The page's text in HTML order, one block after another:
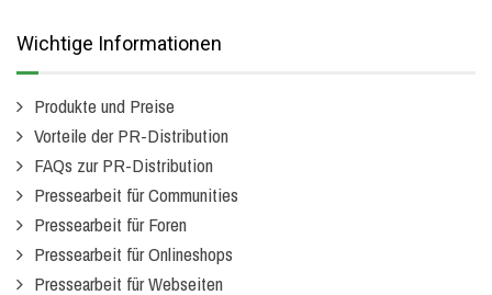
Wichtige Informationen
Produkte und Preise
Vorteile der PR-Distribution
FAQs zur PR-Distribution
Pressearbeit für Communities
Pressearbeit für Foren
Pressearbeit für Onlineshops
Pressearbeit für Webseiten